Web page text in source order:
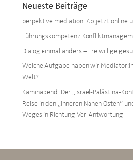
Neueste Beiträge
perpektive mediation: Ab jetzt online
Führungskompetenz
Dialog einmal anders – Freiwillige
Welche Aufgabe haben wir
Welt?
Kaminabend: Der „Israel-Palästina-
Reise in den „inneren Nahen Osten“
Weges in Richtung Ver-Antwortung